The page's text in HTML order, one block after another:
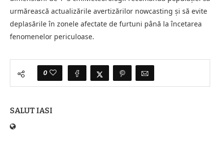
urmărească actualizările avertizărilor nowcasting și să evite
deplasările în zonele afectate de furtuni până la încetarea
fenomenelor periculoase.
0
SALUT IASI